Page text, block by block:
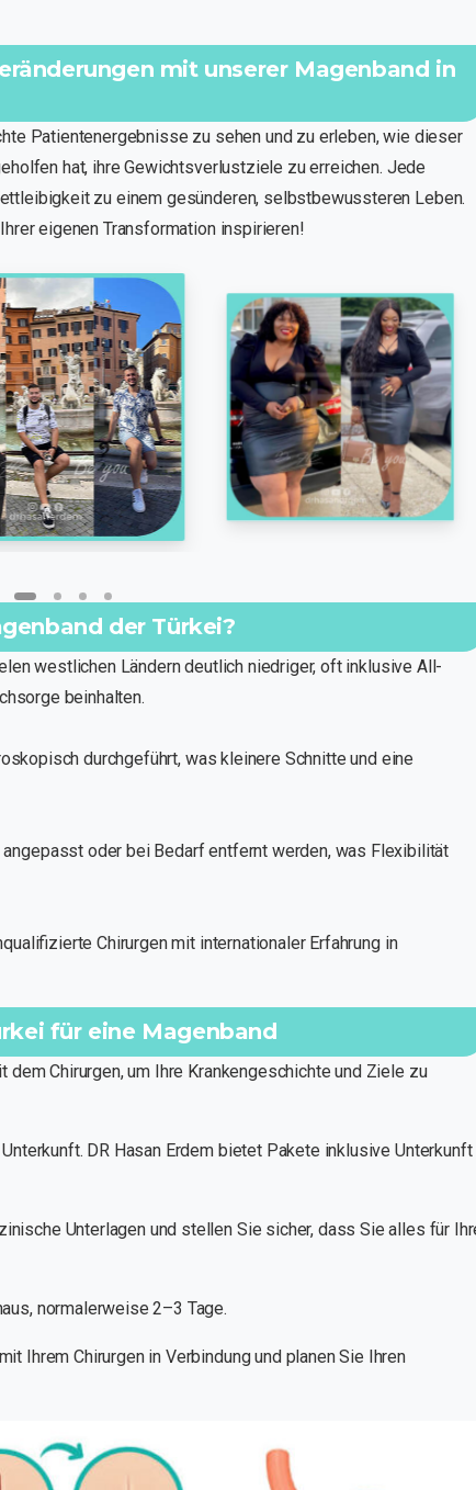
mit unserer Magenband in
Patientenergebnisse zu sehen und zu erleben, wie dieser
hat, ihre Gewichtsverlustziele zu erreichen. Jede
zu einem gesünderen, selbstbewussteren Leben.
eigenen Transformation inspirieren!
der Türkei?
westlichen Ländern deutlich niedriger, oft inklusive All-
beinhalten.
durchgeführt, was kleinere Schnitte und eine
oder bei Bedarf entfernt werden, was Flexibilität
Chirurgen mit internationaler Erfahrung in
für eine Magenband
Chirurgen, um Ihre Krankengeschichte und Ziele zu
DR Hasan Erdem bietet Pakete inklusive Unterkunft
Unterlagen und stellen Sie sicher, dass Sie alles für
normalerweise 2–3 Tage.
Ihrem Chirurgen in Verbindung und planen Sie Ihren